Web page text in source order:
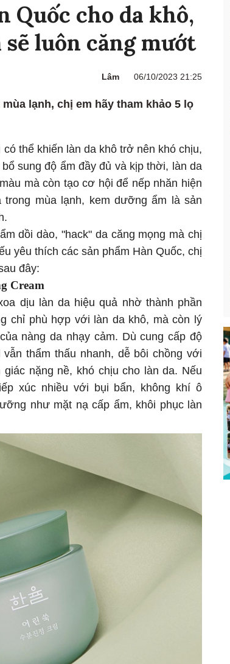
Quốc cho da khô,
luôn căng mướt
Lâm 06/10/2023 21:25
lạnh, chị em hãy tham khảo 5 lọ
thể khiến làn da khô trở nên khó chịu,
sung độ ẩm đầy đủ và kịp thời, làn da
mà còn tạo cơ hội để nếp nhăn hiện
mùa lạnh, kem dưỡng ẩm là sản
dồi dào, "hack" da căng mọng mà chị
yêu thích các sản phẩm Hàn Quốc, chị
đây:
Cream
dịu làn da hiệu quả nhờ thành phần
chỉ phù hợp với làn da khô, mà còn lý
nàng da nhạy cảm. Dù cung cấp độ
thẩm thấu nhanh, dễ bôi chồng với
nặng nề, khó chịu cho làn da. Nếu
xúc nhiều với bụi bẩn, không khí ô
như mặt nạ cấp ẩm, khôi phục làn